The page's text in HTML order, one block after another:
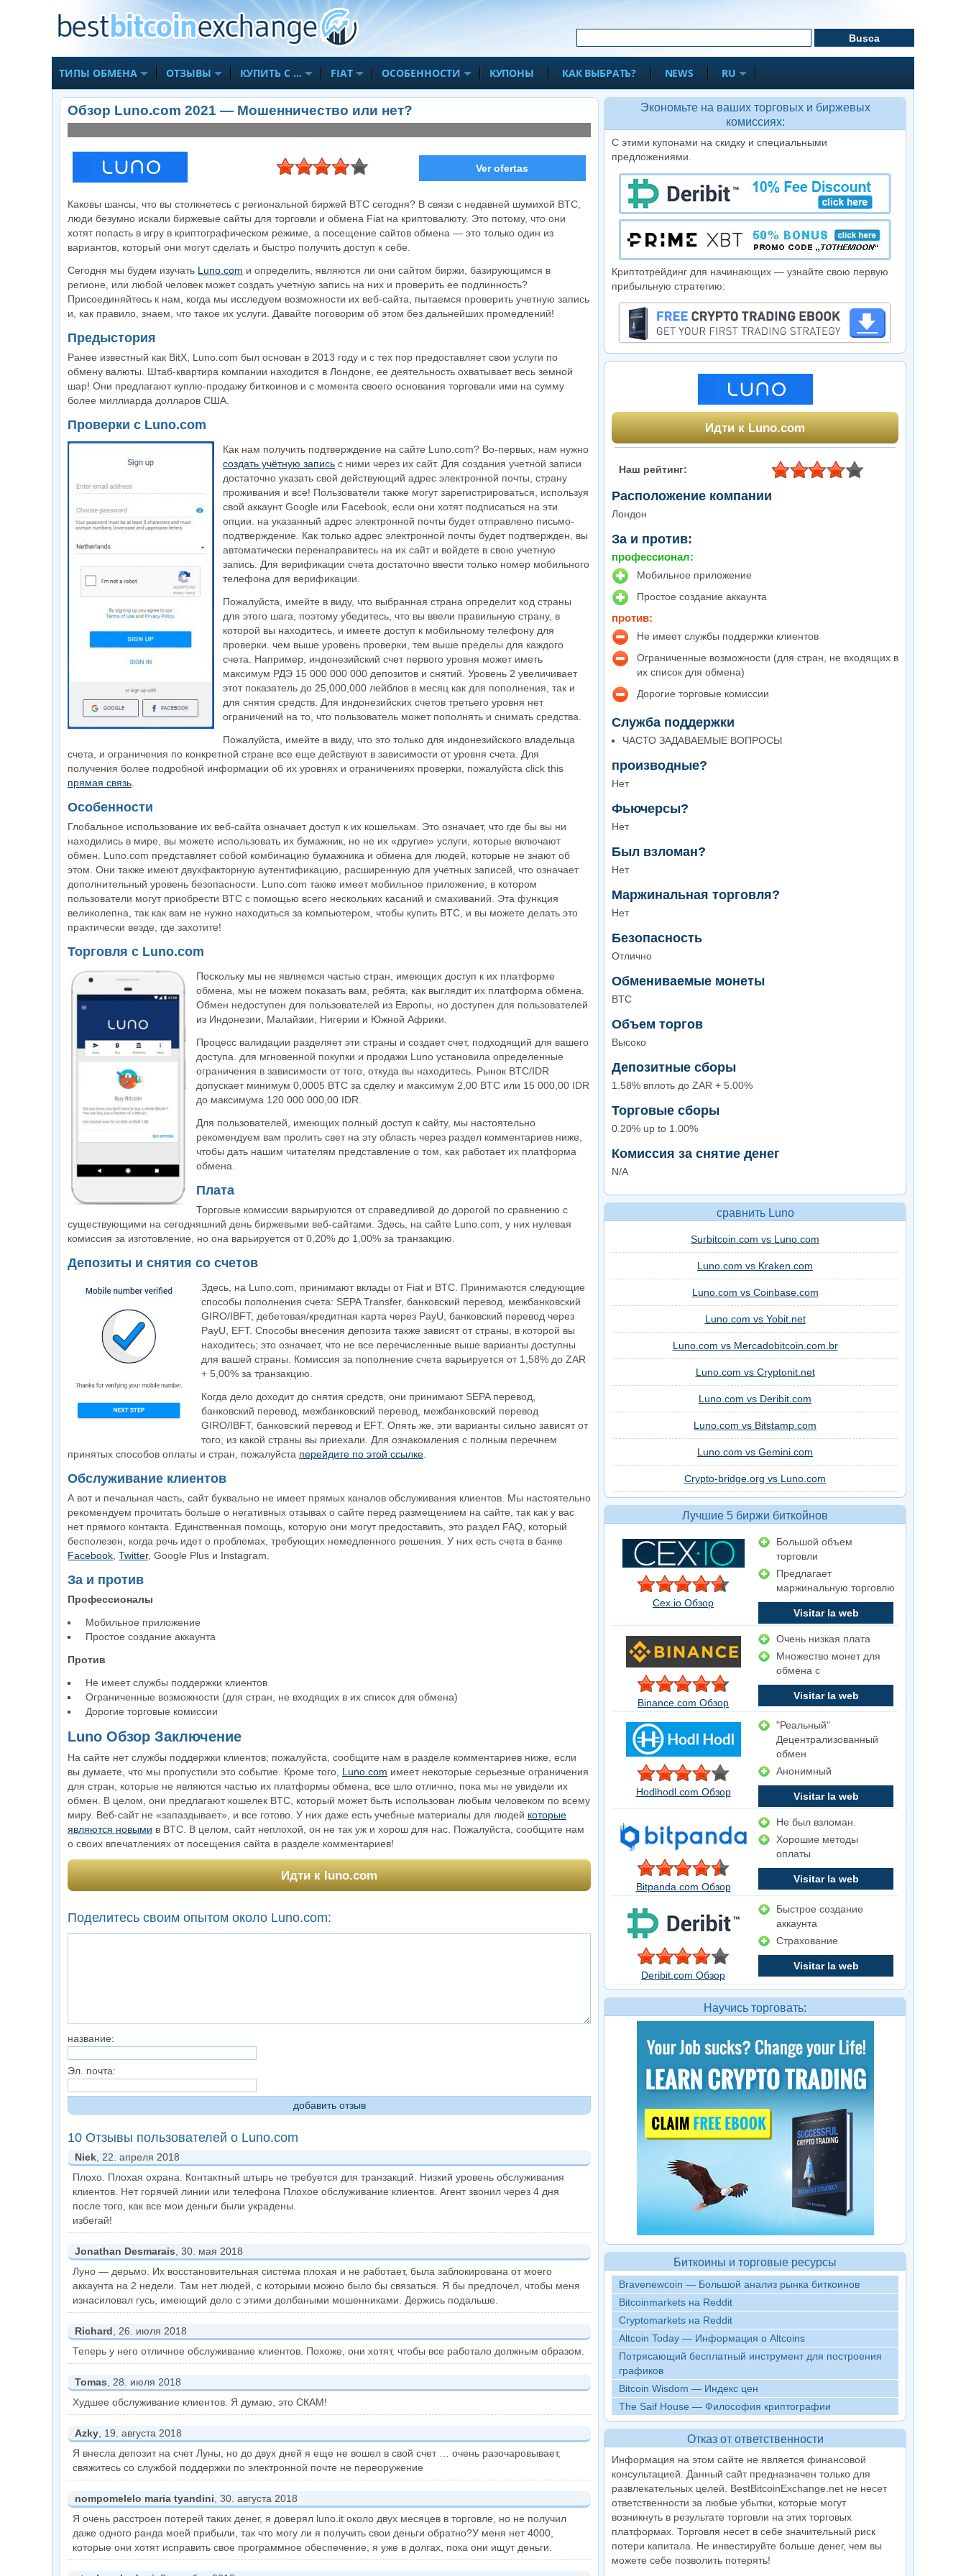
ТИПЫ ОБМЕНА ОТЗЫВЫ КУПИТЬ С … FIAT ОСОБЕННОСТИ КУПОНЫ КАК ВЫБРАТЬ? NEWS RU
Обзор Luno.com 2021 — Мошенничество или нет?
Visitar la web
Ver ofertas
Каковы шансы, что вы столкнетесь с региональной биржей BTC сегодня? В связи с недавней шумихой BTC,
люди безумно искали биржевые сайты для торговли и обмена Fiat на криптовалюту. Это потому, что они
хотят попасть в игру в криптографическом режиме, а посещение сайтов обмена — это только один из
вариантов, который они могут сделать и быстро получить доступ к себе.
Сегодня мы будем изучать Luno.com и определить, являются ли они сайтом биржи, базирующимся в
регионе, или любой человек может создать учетную запись на них и проверить ее подлинность?
Присоединяйтесь к нам, когда мы исследуем возможности их веб-сайта, пытаемся проверить учетную запись
и, как правило, знаем, что такое их услуги. Давайте поговорим об этом без дальнейших промедлений!
Предыстория
Ранее известный как BitX, Luno.com был основан в 2013 году и с тех пор предоставляет свои услуги по
обмену валюты. Штаб-квартира компании находится в Лондоне, ее деятельность охватывает весь земной
шар! Они предлагают куплю-продажу биткоинов и с момента своего основания торговали ими на сумму
более миллиарда долларов США.
Проверки с Luno.com
Как нам получить подтверждение на сайте Luno.com? Во-первых, нам нужно
создать учётную запись с ними через их сайт. Для создания учетной записи
достаточно указать свой действующий адрес электронной почты, страну
проживания и все! Пользователи также могут зарегистрироваться, используя
свой аккаунт Google или Facebook, если они хотят подписаться на эти
опции. на указанный адрес электронной почты будет отправлено письмо-
подтверждение. Как только адрес электронной почты будет подтвержден, вы
автоматически перенаправитесь на их сайт и войдете в свою учетную
запись. Для верификации счета достаточно ввести только номер мобильного
телефона для верификации.
Пожалуйста, имейте в виду, что выбранная страна определит код страны
для этого шага, поэтому убедитесь, что вы ввели правильную страну, в
которой вы находитесь, и имеете доступ к мобильному телефону для
проверки. чем выше уровень проверки, тем выше пределы для каждого
счета. Например, индонезийский счет первого уровня может иметь
максимум РДЭ 15 000 000 000 депозитов и снятий. Уровень 2 увеличивает
этот показатель до 25,000,000 лейблов в месяц как для пополнения, так и
для снятия средств. Для индонезийских счетов третьего уровня нет
ограничений на то, что пользователь может пополнять и снимать средства.
Пожалуйста, имейте в виду, что это только для индонезийского владельца
счета, и ограничения по конкретной стране все еще действуют в зависимости от уровня счета. Для
получения более подробной информации об их уровнях и ограничениях проверки, пожалуйста click this
прямая связь
Особенности
Глобальное использование их веб-сайта означает доступ к их кошелькам. Это означает, что где бы вы ни
находились в мире, вы можете использовать их бумажник, но не их «другие» услуги, которые включают
обмен. Luno.com представляет собой комбинацию бумажника и обмена для людей, которые не знают об
этом. Они также имеют двухфакторную аутентификацию, расширенную для учетных записей, что означает
дополнительный уровень безопасности. Luno.com также имеет мобильное приложение, в котором
пользователи могут приобрести BTC с помощью всего нескольких касаний и смахиваний. Эта функция
великолепна, так как вам не нужно находиться за компьютером, чтобы купить BTC, и вы можете делать это
практически везде, где захотите!
Торговля с Luno.com
Поскольку мы не являемся частью стран, имеющих доступ к их платформе
обмена, мы не можем показать вам, ребята, как выглядит их платформа обмена.
Обмен недоступен для пользователей из Европы, но доступен для пользователей
из Индонезии, Малайзии, Нигерии и Южной Африки.
Процесс валидации разделяет эти страны и создает счет, подходящий для вашего
доступа. для мгновенной покупки и продажи Luno установила определенные
ограничения в зависимости от того, откуда вы находитесь. Рынок BTC/IDR
допускает минимум 0,0005 BTC за сделку и максимум 2,00 BTC или 15 000,00 IDR
до максимума 120 000 000,00 IDR.
Для пользователей, имеющих полный доступ к сайту, мы настоятельно
рекомендуем вам пролить свет на эту область через раздел комментариев ниже,
чтобы дать нашим читателям представление о том, как работает их платформа
обмена.
Плата
Торговые комиссии варьируются от справедливой до дорогой по сравнению с
существующими на сегодняшний день биржевыми веб-сайтами. Здесь, на сайте Luno.com, у них нулевая
комиссия за изготовление, но она варьируется от 0,20% до 1,00% за транзакцию.
Депозиты и снятия со счетов
Здесь, на Luno.com, принимают вклады от Fiat и BTC. Принимаются следующие
способы пополнения счета: SEPA Transfer, банковский перевод, межбанковский
GIRO/IBFT, дебетовая/кредитная карта через PayU, банковский перевод через
PayU, EFT. Способы внесения депозита также зависят от страны, в которой вы
находитесь; это означает, что не все перечисленные выше варианты доступны
для вашей страны. Комиссия за пополнение счета варьируется от 1,58% до ZAR
+ 5,00% за транзакцию.
Когда дело доходит до снятия средств, они принимают SEPA перевод,
банковский перевод, межбанковский перевод, межбанковский перевод
GIRO/IBFT, банковский перевод и EFT. Опять же, эти варианты сильно зависят от
того, из какой страны вы приехали. Для ознакомления с полным перечнем
принятых способов оплаты и стран, пожалуйста перейдите по этой ссылке
Обслуживание клиентов
А вот и печальная часть, сайт буквально не имеет прямых каналов обслуживания клиентов. Мы настоятельно
рекомендуем прочитать больше о негативных отзывах о сайте перед размещением на сайте, так как у вас
нет прямого контакта. Единственная помощь, которую они могут предоставить, это раздел FAQ, который
бесполезен, когда речь идет о проблемах, требующих немедленного решения. У них есть счета в банке
Facebook Twitter, Google Plus и Instagram.
За и против
Профессионалы
Мобильное приложение
Простое создание аккаунта
Против
Не имеет службы поддержки клиентов
Ограниченные возможности (для стран, не входящих в их список для обмена)
Дорогие торговые комиссии
Luno Обзор Заключение
На сайте нет службы поддержки клиентов; пожалуйста, сообщите нам в разделе комментариев ниже, если
вы думаете, что мы пропустили это событие. Кроме того, Luno.com имеет некоторые серьезные ограничения
для стран, которые не являются частью их платформы обмена, все шло отлично, пока мы не увидели их
обмен. В целом, они предлагают кошелек BTC, который может быть использован любым человеком по всему
миру. Веб-сайт не «запаздывает», и все готово. У них даже есть учебные материалы для людей которые
являются новыми в BTC. В целом, сайт неплохой, он не так уж и хорош для нас. Пожалуйста, сообщите нам
о своих впечатлениях от посещения сайта в разделе комментариев!
Идти к luno.com
Поделитесь своим опытом около Luno.com:
название:
Эл. почта:
10 Отзывы пользователей о Luno.com
Niek , 22. апреля 2018
Плохо. Плохая охрана. Контактный штырь не требуется для транзакций. Низкий уровень обслуживания
клиентов. Нет горячей линии или телефона Плохое обслуживание клиентов. Агент звонил через 4 дня
после того, как все мои деньги были украдены.
избегай!
Jonathan Desmarais , 30. мая 2018
Луно — дерьмо. Их восстановительная система плохая и не работает, была заблокирована от моего
аккаунта на 2 недели. Там нет людей, с которыми можно было бы связаться. Я бы предпочел, чтобы меня
изнасиловал гусь, имеющий дело с этими долбаными мошенниками. Держись подальше.
Richard , 26. июля 2018
Теперь у него отличное обслуживание клиентов. Похоже, они хотят, чтобы все работало должным образом.
Tomas , 28. июля 2018
Худшее обслуживание клиентов. Я думаю, это СКАМ!
Azky , 19. августа 2018
Я внесла депозит на счет Луны, но до двух дней я еще не вошел в свой счет … очень разочаровывает,
свяжитесь со службой поддержки по электронной почте не переоружение
nompomelelo maria tyandini , 30. августа 2018
Я очень расстроен потерей таких денег, я доверял luno.it около двух месяцев в торговле, но не получил
даже одного ранда моей прибыли, так что могу ли я получить свои деньги обратно?У меня нет 4000,
которые они хотят исправить свое программное обеспечение, я уже в долгах, пока они ищут деньги.
Экономьте на ваших торговых и биржевых
комиссиях:
С этими купонами на скидку и специальными
предложениями.
Криптотрейдинг для начинающих — узнайте свою первую
прибыльную стратегию:
Идти к Luno.com
Наш рейтинг:
Расположение компании
Лондон
За и против:
профессионал:
Мобильное приложение
Простое создание аккаунта
против:
Не имеет службы поддержки клиентов
Ограниченные возможности (для стран, не входящих в
их список для обмена)
Дорогие торговые комиссии
Служба поддержки
ЧАСТО ЗАДАВАЕМЫЕ ВОПРОСЫ
производные?
Нет
Фьючерсы?
Нет
Был взломан?
Нет
Маржинальная торговля?
Нет
Безопасность
Отлично
Обмениваемые монеты
BTC
Объем торгов
Высоко
Депозитные сборы
1.58% вплоть до ZAR + 5.00%
Торговые сборы
0.20% up to 1.00%
Комиссия за снятие денег
N/A
сравнить Luno
Surbitcoin.com vs Luno.com
Luno.com vs Kraken.com
Luno.com vs Coinbase.com
Luno.com vs Yobit.net
Luno.com vs Mercadobitcoin.com.br
Luno.com vs Cryptonit.net
Luno.com vs Deribit.com
Luno.com vs Bitstamp.com
Luno.com vs Gemini.com
Crypto-bridge.org vs Luno.com
Лучшие 5 биржи биткойнов
Cex.io Обзор
Большой объем
торговли
Предлагает
маржинальную торговлю
Visitar la web
Binance.com Обзор
Очень низкая плата
Множество монет для
обмена с
Visitar la web
Hodlhodl.com Обзор
"Реальный"
Децентрализованный
обмен
Анонимный
Visitar la web
Bitpanda.com Обзор
Не был взломан.
Хорошие методы
оплаты
Visitar la web
Deribit.com Обзор
Быстрое создание
аккаунта
Страхование
Visitar la web
Научись торговать:
Биткоины и торговые ресурсы
Bravenewcoin — Большой анализ рынка биткоинов
Bitcoinmarkets на Reddit
Cryptomarkets на Reddit
Altcoin Today — Информация о Altcoins
Потрясающий бесплатный инструмент для построения
графиков
Bitcoin Wisdom — Индекс цен
The Saif House — Философия криптографии
Отказ от ответственности
Информация на этом сайте не является финансовой
консультацией. Данный сайт предназначен только для
развлекательных целей. BestBitcoinExchange.net не несет
ответственности за любые убытки, которые могут
возникнуть в результате торговли на этих торговых
платформах. Торговля несет в себе значительный риск
потери капитала. Не инвестируйте больше денег, чем вы
можете себе позволить потерять!